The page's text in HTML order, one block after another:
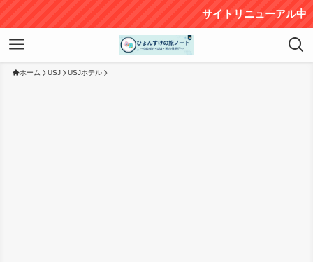
サイトリニューアル中（過去の投稿の一部に文字化け
ホーム USJ USJホテル